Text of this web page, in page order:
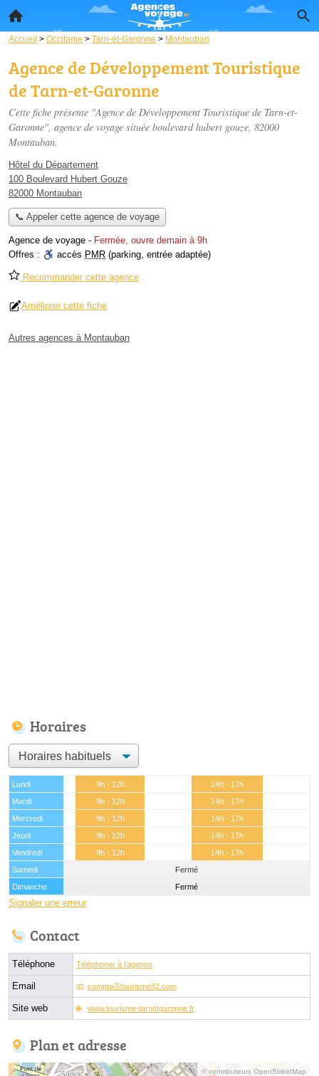
Accueil > Occitanie > Tarn-et-Garonne > Montauban
Agence de Développement Touristique
de Tarn-et-Garonne
Cette fiche présente "Agence de Développement Touristique de Tarn-et-
Garonne", agence de voyage située boulevard hubert gouze, 82000
Montauban.
Hôtel du Département
100 Boulevard Hubert Gouze
82000 Montauban
📞 Appeler cette agence de voyage
Agence de voyage - Fermée, ouvre demain à 9h
Offres :
accès PMR (parking, entrée adaptée)
Recommander cette agence
Améliorer cette fiche
Autres agences à Montauban
Horaires
Lundi 9h - 12h
14h - 17h
Mardi
9h - 12h
14h - 17h
Mercredi
9h - 12h
14h - 17h
Jeudi
9h - 12h
14h - 17h
Vendredi
9h - 12h
14h - 17h
Samedi
Fermé
Dimanche
Fermé
Signaler une erreur
Contact
Téléphone Téléphoner à l'agence
Email comptaⓐtourisme82.com
Site web www.tourisme-tarnetgaronne.fr
Plan et adresse
© contributeurs OpenStreetMap